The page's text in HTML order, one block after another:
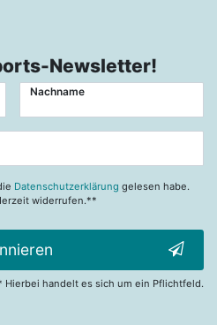
Newsletter!
Nachname
Datenschutzerklärung gelesen habe.
widerrufen.**
Hierbei handelt es sich um ein Pflichtfeld.